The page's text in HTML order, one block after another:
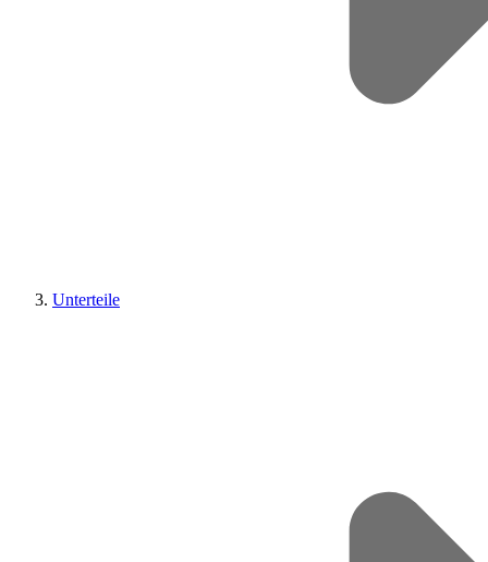
Unterteile